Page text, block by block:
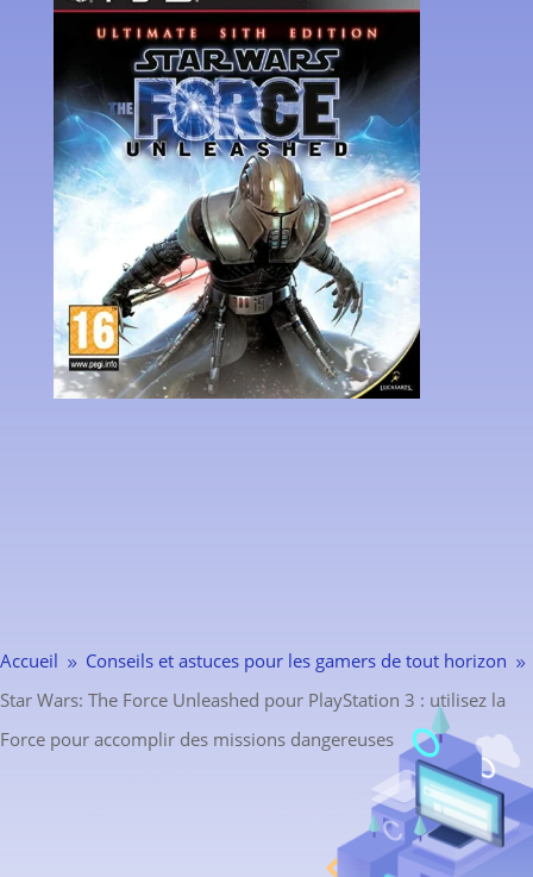
Accueil 9 Conseils et astuces pour les gamers de tout horizon 9
Star Wars: The Force Unleashed pour PlayStation 3 : utilisez la
Force pour accomplir des missions dangereuses